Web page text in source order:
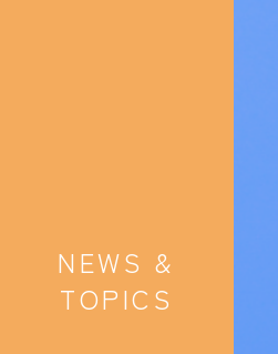
NEWS &
TOPICS